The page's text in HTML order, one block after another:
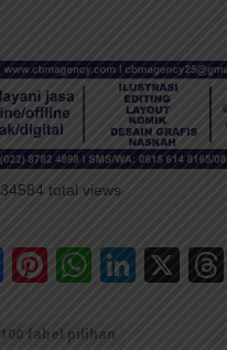
34584 total views
Facebook
Pinterest X
100 fabel pilihan